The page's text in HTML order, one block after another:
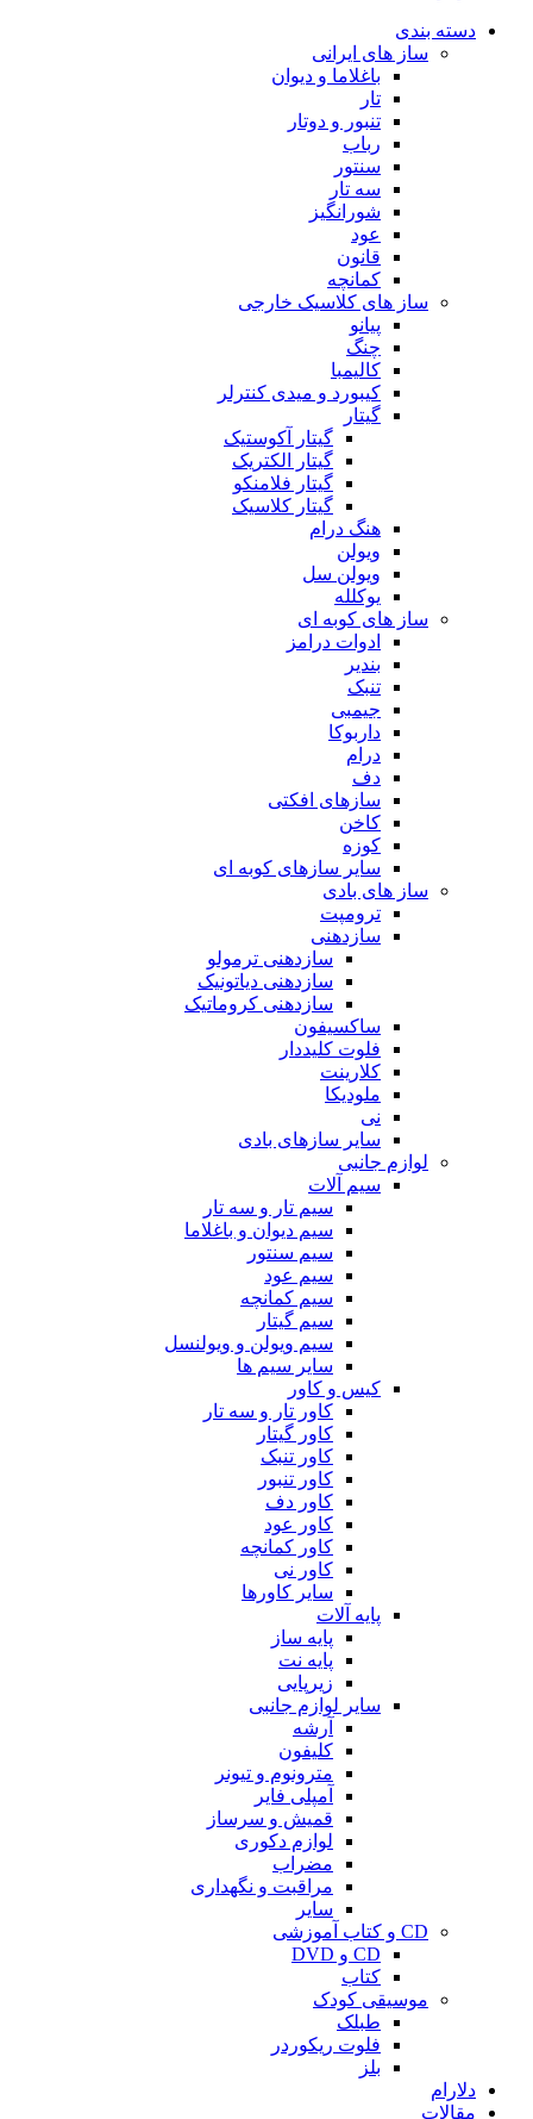
دسته بندی
ساز های ایرانی
باغلاما و دیوان
تار
تنبور و دوتار
رباب
سنتور
سه تار
شورانگیز
عود
قانون
کمانچه
ساز های کلاسیک خارجی
پیانو
چنگ
کالیمبا
کیبورد و میدی کنترلر
گیتار
گیتار آکوستیک
گیتار الکتریک
گیتار فلامنکو
گیتار کلاسیک
هنگ درام
ویولن
ویولن سل
یوکلله
ساز های کوبه ای
ادوات درامز
بندیر
تنبک
جیمبی
داربوکا
درام
دف
سازهای افکتی
کاخن
کوزه
سایر سازهای کوبه ای
ساز های بادی
ترومپت
سازدهنی
سازدهنی ترمولو
سازدهنی دیاتونیک
سازدهنی کروماتیک
ساکسیفون
فلوت کلیددار
کلارینت
ملودیکا
نی
سایر سازهای بادی
لوازم جانبی
سیم آلات
سیم تار و سه تار
سیم دیوان و باغلاما
سیم سنتور
سیم عود
سیم کمانچه
سیم گیتار
سیم ویولن و ویولنسل
سایر سیم ها
کیس و کاور
کاور تار و سه تار
کاور گیتار
کاور تنبک
کاور تنبور
کاور دف
کاور عود
کاور کمانچه
کاور نی
سایر کاورها
پایه آلات
پایه ساز
پایه نت
زیرپایی
سایر لوازم جانبی
آرشه
کلیفون
مترونوم و تیونر
آمپلی فایر
قمیش و سرساز
لوازم دکوری
مضراب
مراقبت و نگهداری
سایر
CD و کتاب آموزشی
CD و DVD
کتاب
موسیقی کودک
طبلک
فلوت ریکوردر
بلز
دلارام
مقالات